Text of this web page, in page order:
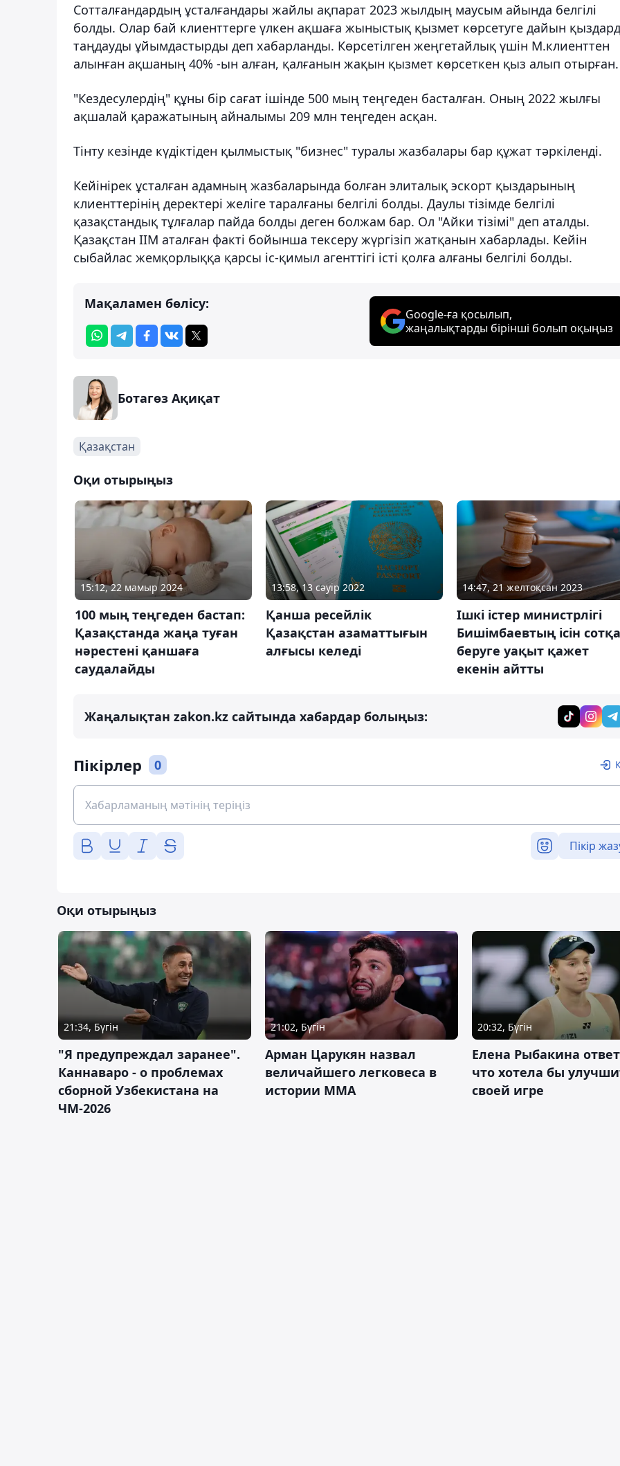
Сотталғандардың ұсталғандары жайлы ақпарат 2023 жылдың маусым айында белгілі
болды. Олар бай клиенттерге үлкен ақшаға жыныстық қызмет көрсетуге дайын
таңдауды ұйымдастырды деп хабарланды. Көрсетілген жеңгетайлық үшін М.клиенттен
алынған ақшаның 40% -ын алған, қалғанын жақын қызмет көрсеткен қыз алып отырған.
"Кездесулердің" құны бір сағат ішінде 500 мың теңгеден басталған. Оның 2022 жылғы
ақшалай қаражатының айналымы 209 млн теңгеден асқан.
Тінту кезінде күдіктіден қылмыстық "бизнес" туралы жазбалары бар құжат тәркіленді.
Кейінірек ұсталған адамның жазбаларында болған элиталық эскорт қыздарының
клиенттерінің деректері желіге таралғаны белгілі болды. Даулы тізімде белгілі
қазақстандық тұлғалар пайда болды деген болжам бар. Ол "Айки тізімі" деп аталды.
Қазақстан ІІМ аталған факті бойынша тексеру жүргізіп жатқанын хабарлады. Кейін
сыбайлас жемқорлыққа қарсы іс-қимыл агенттігі істі қолға алғаны белгілі болды.
Мақаламен бөлісу:
Google-ға қосылып,
жаңалықтарды бірінші болып оқыңыз
Ботагөз Ақиқат
Қазақстан
Оқи отырыңыз
15:12, 22 мамыр 2024
100 мың теңгеден бастап:
Қазақстанда жаңа туған
нәрестені қаншаға
саудалайды
13:58, 13 сәуір 2022
Қанша ресейлік
Қазақстан азаматтығын
алғысы келеді
14:47, 21 желтоқсан 2023
Ішкі істер министрлігі
Бишімбаевтың ісін сотқа
беруге уақыт қажет
екенін айтты
Жаңалықтан zakon.kz сайтында хабардар болыңыз:
Пікірлер 0
Пікір
Оқи отырыңыз
21:34, Бүгін
"Я предупреждал заранее".
Каннаваро - о проблемах
сборной Узбекистана на
ЧМ-2026
21:02, Бүгін
Арман Царукян назвал
величайшего легковеса в
истории ММА
20:32, Бүгін
Елена Рыбакина
что хотела бы
своей игре